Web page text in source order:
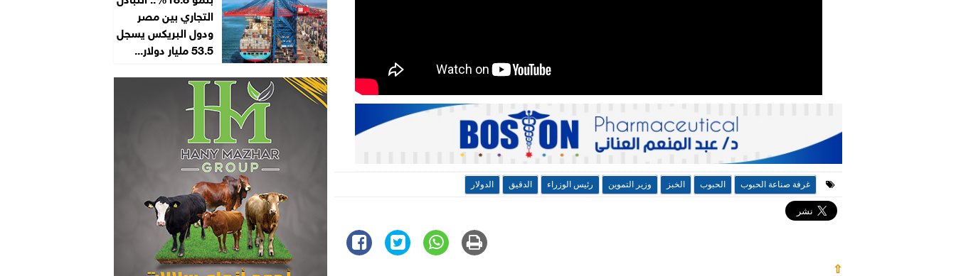
غرفة صناعة الحبوب الحبوب الخبز وزير التموين رئيس الوزراء الدقيق الدولار
⇧
التجاري بين مصر
ودول البريكس يسجل
53.5 مليار دولار...